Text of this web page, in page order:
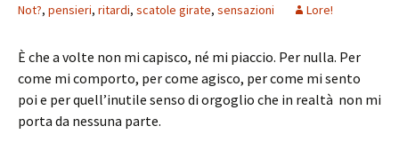
Not?, pensieri, ritardi, scatole girate, sensazioni Lore!
È che a volte non mi capisco, né mi piaccio. Per nulla. Per
come mi comporto, per come agisco, per come mi sento
poi e per quell’inutile senso di orgoglio che in realtà non mi
porta da nessuna parte.